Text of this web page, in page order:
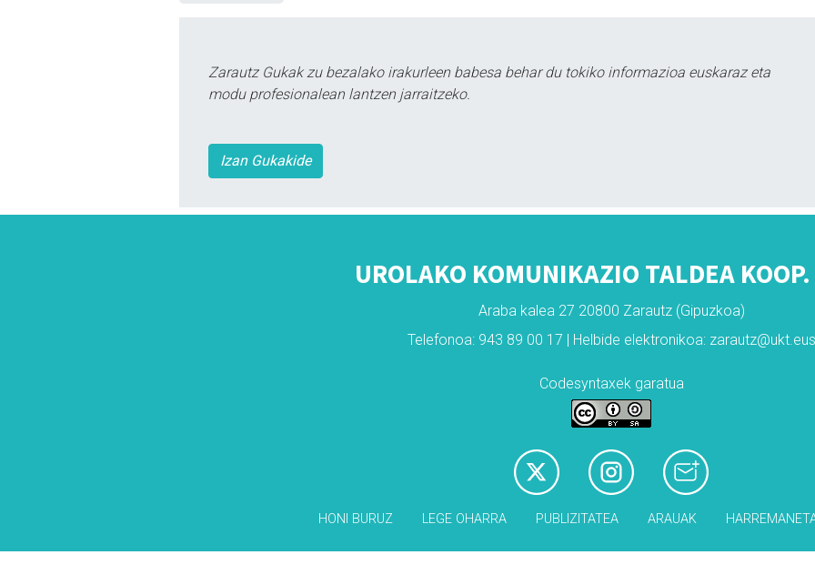
Zarautz Gukak zu bezalako irakurleen babesa behar du tokiko informazioa euskaraz eta
modu profesionalean lantzen jarraitzeko.
Izan Gukakide
UROLAKO KOMUNIKAZIO TALDEA
Araba kalea 27 20800 Zarautz (Gipuzkoa)
Telefonoa: 943 89 00 17 | Helbide elektronikoa: zarautz@ukt.eus
Codesyntaxek garatua
HONI BURUZ LEGE OHARRA PUBLIZITATEA ARAUAK